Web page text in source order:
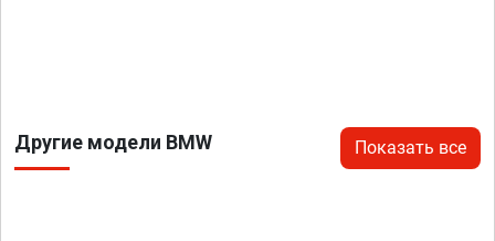
Другие модели BMW Показать все